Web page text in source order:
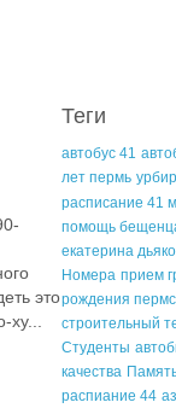
это
ху...
Теги
автобус 41
лет пермь
расписание 41
помощь
екатерина
Номера прием
рождения
строительный
Студенты
качества
распиание 44